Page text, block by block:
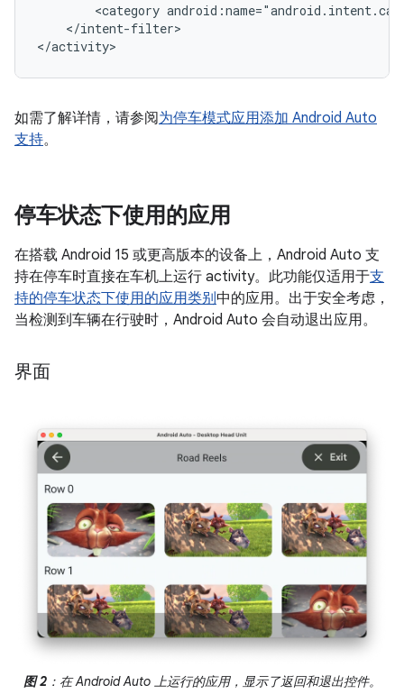
<category
</intent-filter>
如需了解详情，请参阅为停车模式应用添加 Android Auto
支持。
停车状态下使用的应用
在搭载 Android 15 或更高版本的设备上，Android Auto 支
持在停车时直接在车机上运行 activity。此功能仅适用于支
持的停车状态下使用的应用类别中的应用。出于安全考虑，
当检测到车辆在行驶时，Android Auto 会自动退出应用。
界面
图 2：在 Android Auto 上运行的应用，显示了返回和退出控件。